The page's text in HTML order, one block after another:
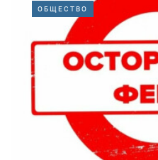
ОБЩЕСТВО